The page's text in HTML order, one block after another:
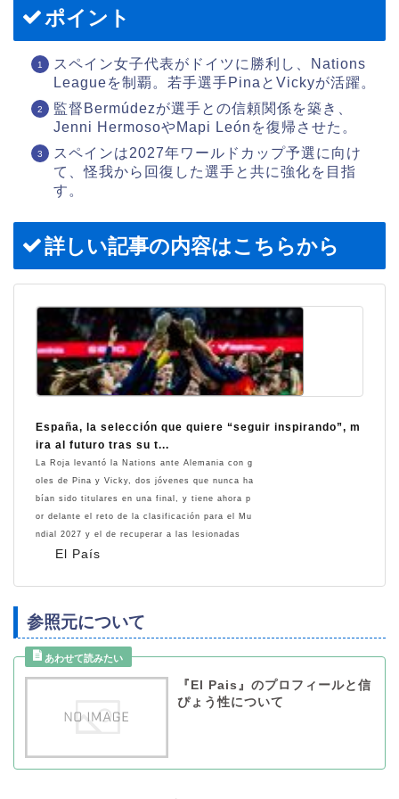
ポイント
スペイン女子代表がドイツに勝利し、Nations
Leagueを制覇。若手選手PinaとVickyが活躍。
監督Bermúdezが選手との信頼関係を築き、
Jenni HermosoやMapi Leónを復帰させた。
スペインは2027年ワールドカップ予選に向け
て、怪我から回復した選手と共に強化を目指
す。
詳しい記事の内容はこちらから
El País
España, la selección que quiere “seguir inspirando”, m
ira al futuro tras su t...
La Roja levantó la Nations ante Alemania con g
oles de Pina y Vicky, dos jóvenes que nunca ha
bían sido titulares en una final, y tiene ahora p
or delante el reto de la clasificación para el Mu
ndial 2027 y el de recuperar a las lesionadas
参照元について
『El Pais』のプロフィールと信
ぴょう性について